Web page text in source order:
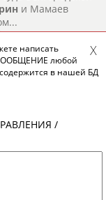
и Мамаев
по футболу
числе
)
намерен
"Зенита"
написать
любой
в нашей БД
/